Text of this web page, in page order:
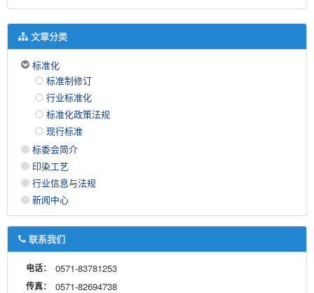
文章分类
标准化
标准制修订
行业标准化
标准化政策法规
现行标准
标委会简介
印染工艺
行业信息与法规
新闻中心
联系我们
电话： 0571-83781253
传真： 0571-82694738